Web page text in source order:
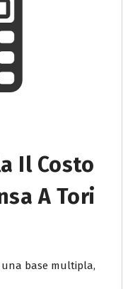
Il Costo
A Tori
base multipla,